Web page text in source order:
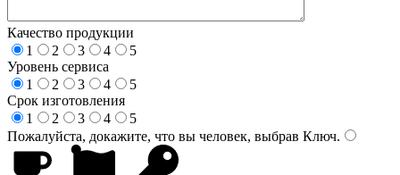
Качество продукции
1
2 3 4
5
Уровень сервиса
1
2 3 4
5
Срок изготовления
1
2 3 4
5
Пожалуйста, докажите, что вы человек, выбрав Ключ.